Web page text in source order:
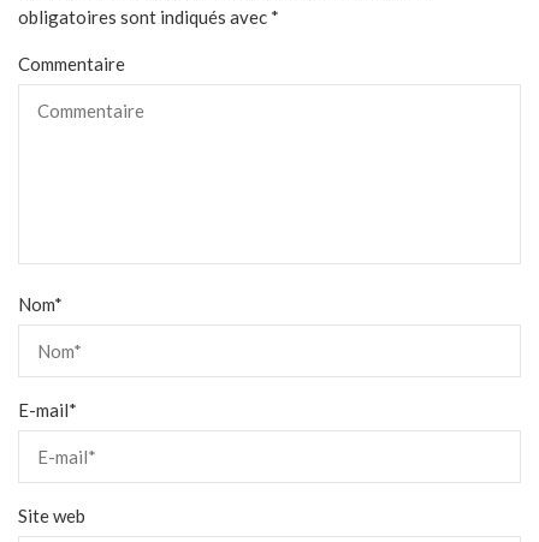
obligatoires sont indiqués avec *
Commentaire
Nom*
E-mail*
Site web